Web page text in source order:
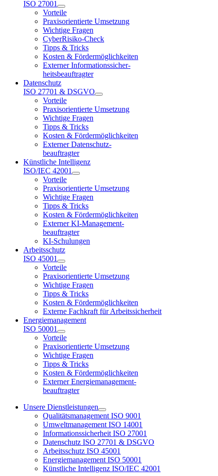
ISO 27001
Vorteile
Praxisorientierte Umsetzung
Wichtige Fragen
CyberRisiko-Check
Tipps & Tricks
Kosten & Fördermöglichkeiten
Externer Informationssicher-
heitsbeauftragter
Datenschutz
ISO 27701 & DSGVO
Vorteile
Praxisorientierte Umsetzung
Wichtige Fragen
Tipps & Tricks
Kosten & Fördermöglichkeiten
Externer Datenschutz-
beauftragter
Künstliche Intelligenz
ISO/IEC 42001
Vorteile
Praxisorientierte Umsetzung
Wichtige Fragen
Tipps & Tricks
Kosten & Fördermöglichkeiten
Externer KI-Management-
beauftragter
KI-Schulungen
Arbeitsschutz
ISO 45001
Vorteile
Praxisorientierte Umsetzung
Wichtige Fragen
Tipps & Tricks
Kosten & Fördermöglichkeiten
Externe Fachkraft für Arbeitssicherheit
Energiemanagement
ISO 50001
Vorteile
Praxisorientierte Umsetzung
Wichtige Fragen
Tipps & Tricks
Kosten & Fördermöglichkeiten
Externer Energiemanagement-
beauftragter
Unsere Dienstleistungen
Qualitätsmanagement ISO 9001
Umweltmanagement ISO 14001
Informationssicherheit ISO 27001
Datenschutz ISO 27701 & DSGVO
Arbeitsschutz ISO 45001
Energiemanagement ISO 50001
Künstliche Intelligenz ISO/IEC 42001